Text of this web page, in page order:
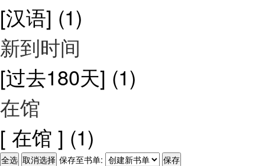
[汉语] (1)
新到时间
[过去180天] (1)
在馆
[ 在馆 ] (1)
保存至书单: